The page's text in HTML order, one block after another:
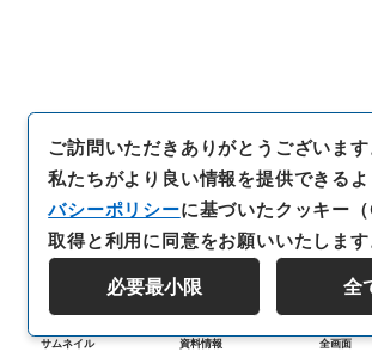
サムネイル 資料情報 全画面
ご訪問いただきありがとうございます
私たちがより良い情報を提供できるよ
バシーポリシーに基づいたクッキー
取得と利用に同意をお願いいたします
必要最小限 全